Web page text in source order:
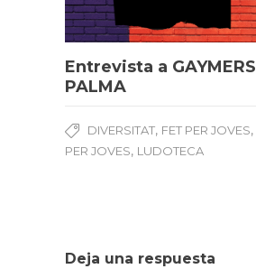
Entrevista a GAYMERS
PALMA
DIVERSITAT, FET PER JOVES,
PER JOVES, LUDOTECA
Deja una respuesta